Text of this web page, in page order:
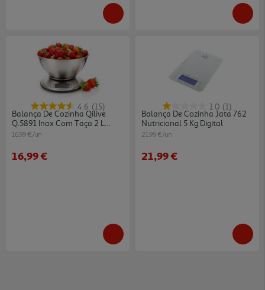
4.6 (15)
Balança De Cozinha Qilive
Q.5891 Inox Com Taça 2 L
Digital 5 Kg
16.99 €/un
16,99 €
1.0 (1)
Balança De Cozinha Jata 762
Nutricional 5 Kg Digital
21.99 €/un
21,99 €